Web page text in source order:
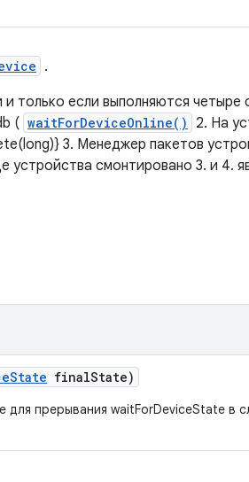
.
только если выполняются четыре
( waitForDeviceOnline()
2. На
3. Менеджер пакетов
смонтировано 3. и 4.
State finalState)
для прерывания waitForDeviceState в